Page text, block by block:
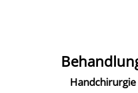
Handchirurgie